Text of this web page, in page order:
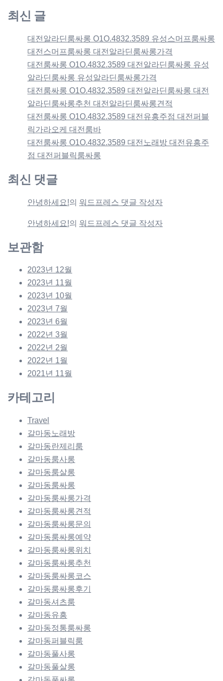
최신 글
대전알라딘룸싸롱 O1O.4832.3589 유성스머프룸싸롱
대전스머프룸싸롱 대전알라딘룸싸롱가격
대전룸싸롱 O1O.4832.3589 대전알라딘룸싸롱 유성
알라딘룸싸롱 유성알라딘룸싸롱가격
대전룸싸롱 O1O.4832.3589 대전알라딘룸싸롱 대전
알라딘룸싸롱추천 대전알라딘룸싸롱견적
대전룸싸롱 O1O.4832.3589 대전유흥주점 대전퍼블
릭가라오케 대전룸바
대전룸싸롱 O1O.4832.3589 대전노래방 대전유흥주
점 대전퍼블릭룸싸롱
최신 댓글
안녕하세요!의 워드프레스 댓글 작성자
안녕하세요!의 워드프레스 댓글 작성자
보관함
2023년 12월
2023년 11월
2023년 10월
2023년 7월
2023년 6월
2022년 3월
2022년 2월
2022년 1월
2021년 11월
카테고리
Travel
갈마동노래방
갈마동란제리룸
갈마동룸사롱
갈마동룸살롱
갈마동룸싸롱
갈마동룸싸롱가격
갈마동룸싸롱견적
갈마동룸싸롱문의
갈마동룸싸롱예약
갈마동룸싸롱위치
갈마동룸싸롱추천
갈마동룸싸롱코스
갈마동룸싸롱후기
갈마동셔츠룸
갈마동유흥
갈마동정통룸싸롱
갈마동퍼블릭룸
갈마동풀사롱
갈마동풀살롱